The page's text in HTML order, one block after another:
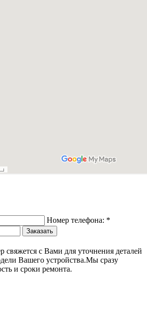
Номер телефона: *
Заказать
свяжется с Вами для уточнения деталей
Вашего устройства.Мы сразу
и сроки ремонта.